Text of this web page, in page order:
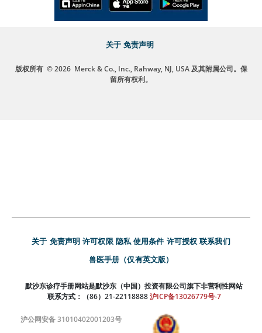
关于 免责声明
版权所有 © 2026 Merck & Co., Inc., Rahway, NJ, USA 及其附属公司。保
留所有权利。
关于 免责声明 许可权限 隐私 使用条件 许可授权 联系我们
兽医手册（仅有英文版）
默沙东诊疗手册网站是默沙东（中国）投资有限公司旗下非营利性网站
联系方式：（86）21-22118888 沪ICP备13026779号-7
沪公网安备 31010402001203号